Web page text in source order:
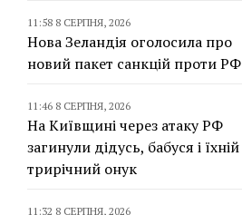
11:58 8 СЕРПНЯ, 2026
Нова Зеландія оголосила про
новий пакет санкцій проти РФ
11:46 8 СЕРПНЯ, 2026
На Київщині через атаку РФ
загинули дідусь, бабуся і їхній
трирічний онук
11:32 8 СЕРПНЯ, 2026